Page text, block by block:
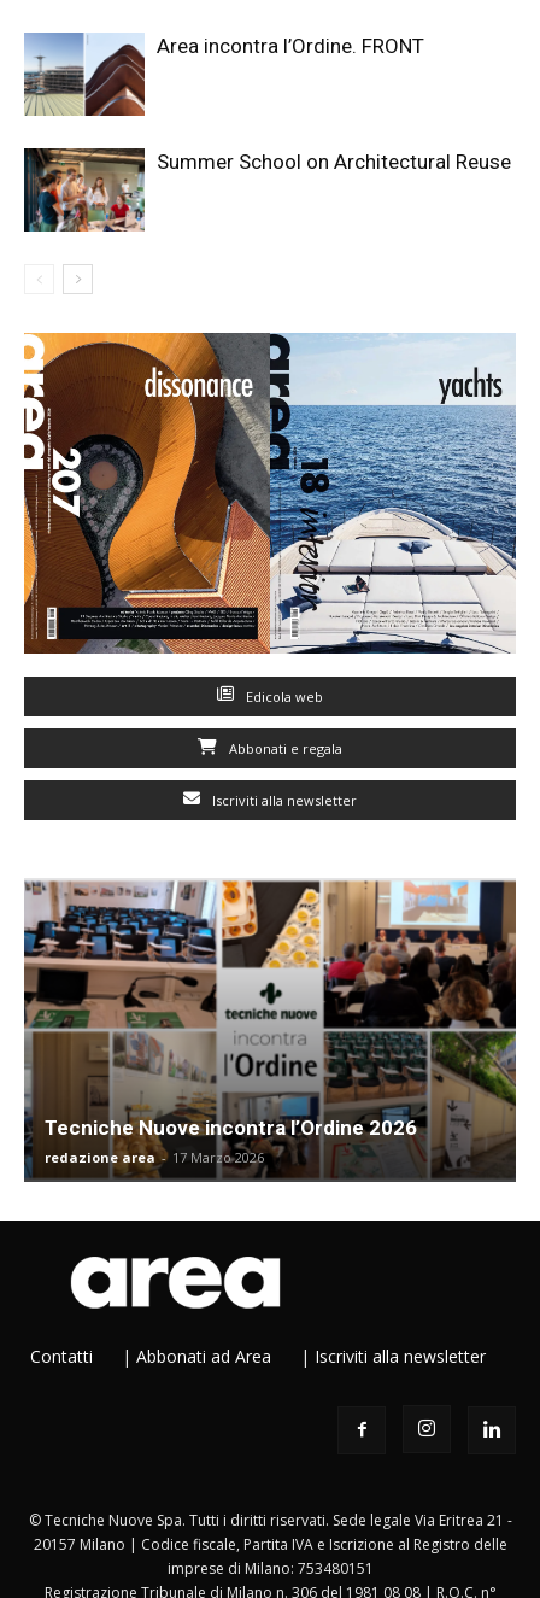
Area incontra l’Ordine. FRONT
Summer School on Architectural Reuse
Edicola web
Abbonati e regala
Iscriviti alla newsletter
Tecniche Nuove incontra l’Ordine 2026
redazione area - 17 Marzo 2026
Contatti | Abbonati ad Area | Iscriviti alla newsletter
© Tecniche Nuove Spa. Tutti i diritti riservati. Sede legale Via Eritrea 21 -
20157 Milano | Codice fiscale, Partita IVA e Iscrizione al Registro delle
imprese di Milano: 753480151
Registrazione Tribunale di Milano n. 306 del 1981 08 08 | R.O.C. n°